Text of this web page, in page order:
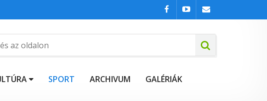
SPORT ARCHIVUM GALÉRIÁK